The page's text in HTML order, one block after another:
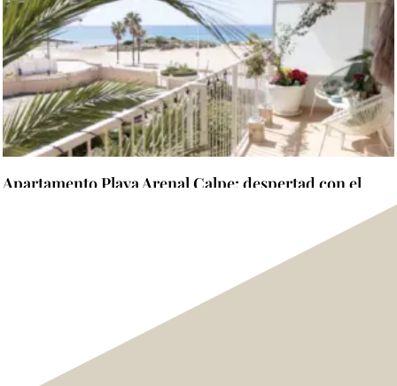
Apartamento Playa Arenal Calpe: despertad con el